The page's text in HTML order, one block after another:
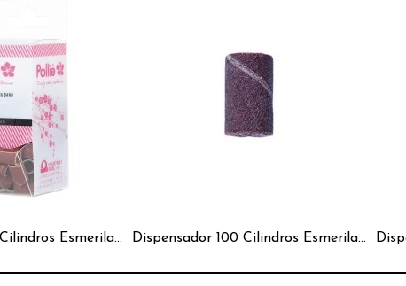
Dispensador 100 Cilindros Esmeriladores Finos 180 Dispensador 100 Cilindros Esmeriladores Medios 120